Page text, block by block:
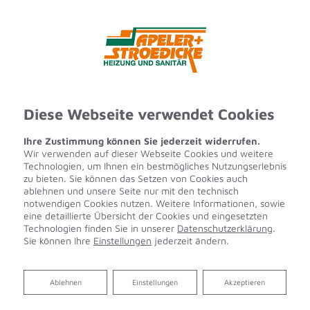
Diese Webseite verwendet Cookies
Ihre Zustimmung können Sie jederzeit widerrufen.
Wir verwenden auf dieser Webseite Cookies und weitere
Technologien, um Ihnen ein bestmögliches Nutzungserlebnis
zu bieten. Sie können das Setzen von Cookies auch
ablehnen und unsere Seite nur mit den technisch
notwendigen Cookies nutzen. Weitere Informationen, sowie
eine detaillierte Übersicht der Cookies und eingesetzten
Technologien finden Sie in unserer Datenschutzerklärung.
Sie können Ihre Einstellungen jederzeit ändern.
Akzeptieren
Einstellungen
Ablehnen
Ablehnen